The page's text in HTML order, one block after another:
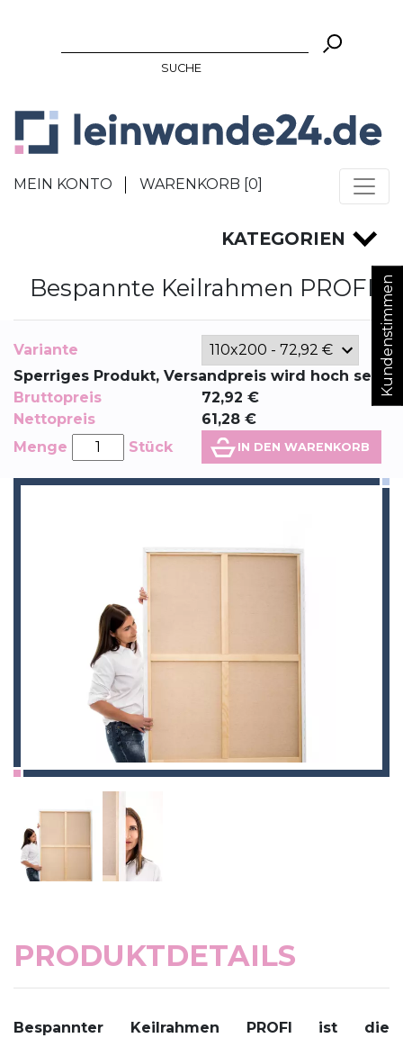
SUCHE
MEIN KONTO WARENKORB [0]
Kundenstimmen
KATEGORIEN
Bespannte Keilrahmen PROFI
Variante
Sperriges Produkt, Versandpreis wird hoch sein
Bruttopreis
72,92 €
Nettopreis
61,28 €
Menge
Stück IN DEN WARENKORB
PRODUKTDETAILS
Bespannter Keilrahmen PROFI ist die